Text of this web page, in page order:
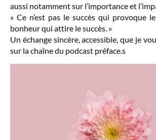
aussi notamment sur l’importance et
« Ce n’est pas le succès qui provoque
bonheur qui attire le succès. »
Un échange sincère, accessible, que je
sur la chaîne du podcast préface.s